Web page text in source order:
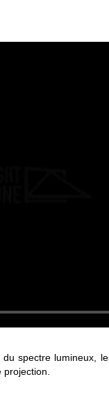
spectre lumineux,